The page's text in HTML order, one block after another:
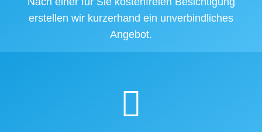
erstellen wir kurzerhand ein unverbindliches
Angebot.